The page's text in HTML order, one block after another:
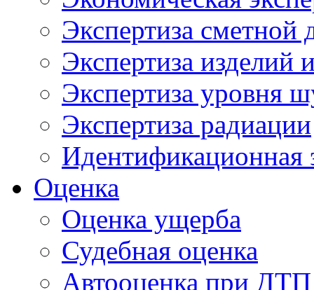
Экспертиза сметной
Экспертиза изделий
Экспертиза уровня
Экспертиза радиации
Идентификационная
Оценка
Оценка ущерба
Судебная оценка
Автооценка при ДТП